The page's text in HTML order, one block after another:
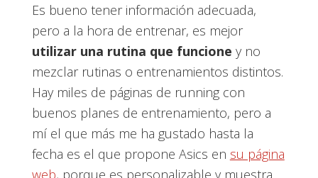
Es bueno tener información adecuada,
pero a la hora de entrenar, es mejor
utilizar una rutina que funcione y no
mezclar rutinas o entrenamientos distintos.
Hay miles de páginas de running con
buenos planes de entrenamiento, pero a
mí el que más me ha gustado hasta la
fecha es el que propone Asics en su página
web, porque es personalizable y muestra